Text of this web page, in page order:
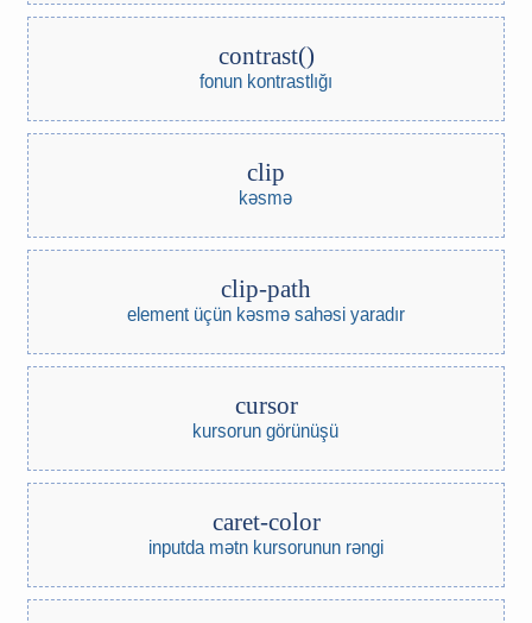
contrast()
fonun kontrastlığı
clip
kəsmə
clip-path
element üçün kəsmə sahəsi yaradır
cursor
kursorun görünüşü
caret-color
inputda mətn kursorunun rəngi